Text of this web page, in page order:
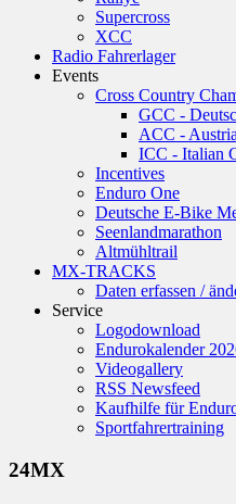
Supercross
XCC
Radio Fahrerlager
Events
Cross Country
GCC -
ACC -
ICC - Italian
Incentives
Enduro One
Deutsche E-Bike
Seenlandmarathon
Altmühltrail
MX-TRACKS
Daten erfassen /
Service
Logodownload
Endurokalender
Videogallery
RSS Newsfeed
Kaufhilfe für
Sportfahrertraining
24MX